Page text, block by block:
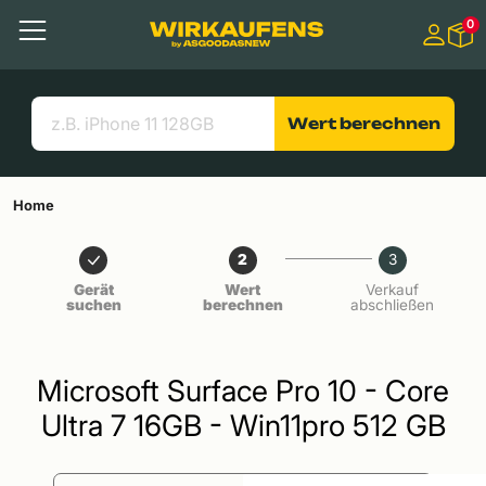
Menü
Suchen
Nützliche Links
0
Wert berechnen
Home
Gerät
suchen
2
Wert
berechnen
3
Verkauf
abschließen
Microsoft Surface Pro 10 - Core
Ultra 7 16GB - Win11pro 512 GB